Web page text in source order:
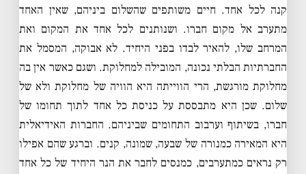
קנה לכל אחד. חיים משותפים שהשלום ביניהם, שאין האחד
מתערב אל מקום חברו. ושנותנים לכל אחד את המקום ואת
המרחב שלו, להאיר לבדו בפני היחיד. לא אבוקה, המסמל את
החברתיות הבלתי נכונה, המובילה למחלוקת. ושגם כאשר אין בה
מחלוקת מורגשת, הרי הווייתה היא הוויה של מחלוקת ולא של
שלום. שכן היא מתבססת על כניסת כל אחד לתוך תחומו של
חברו, בשיתוף וערבוב התחומים שביניהם. החברות האידיאלית
היא המאירה כמנורה של שבעה, שמונה, קנים. וברגע שהם אפילו
רק נראים כמתערבים, כמנסים לחבר את הנר היחיד של כל אחד